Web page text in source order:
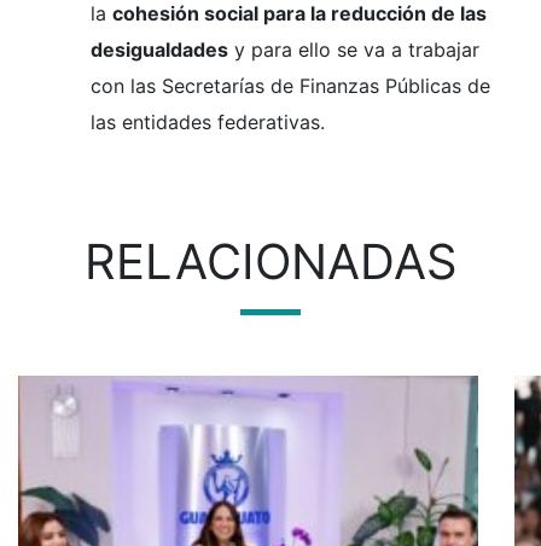
la cohesión social para la reducción de las
desigualdades y para ello se va a trabajar
con las Secretarías de Finanzas Públicas de
las entidades federativas.
RELACIONADAS